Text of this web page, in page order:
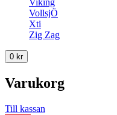
Viking
VollsjÖ
Xti
Zig Zag
0 kr
Varukorg
Till kassan